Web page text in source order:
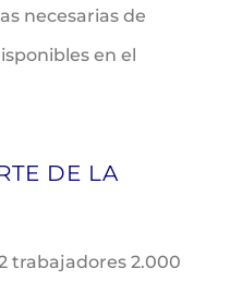
necesarias de
en el
DE LA
trabajadores 2.000